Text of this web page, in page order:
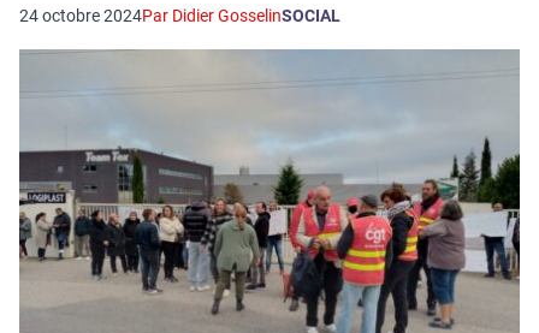
24 octobre 2024Par Didier GosselinSOCIAL